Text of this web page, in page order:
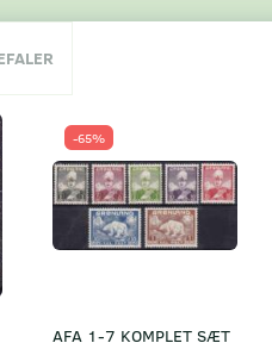
-65%
AFA 1-7 KOMPLET SÆT